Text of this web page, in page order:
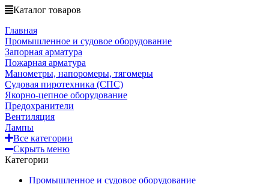
Каталог товаров
Главная
Промышленное и судовое оборудование
Запорная арматура
Пожарная арматура
Манометры, напоромеры, тягомеры
Судовая пиротехника (СПС)
Якорно-цепное оборудование
Предохранители
Вентиляция
Лампы
Все категории
Скрыть меню
Категории
Промышленное и судовое оборудование